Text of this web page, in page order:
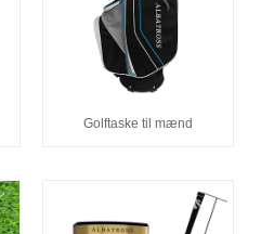
Golftaske til mænd